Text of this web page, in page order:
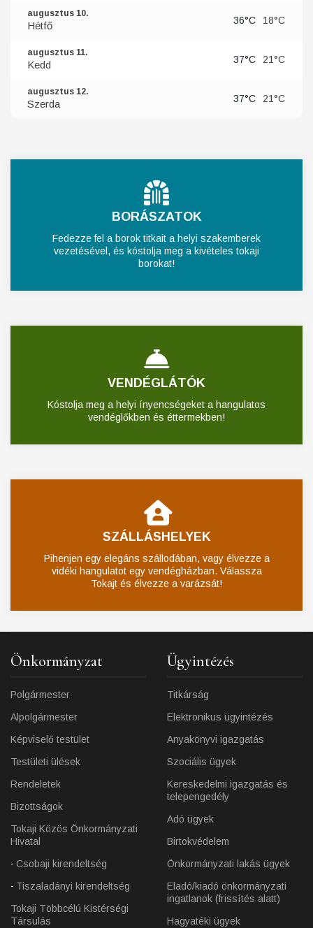
augusztus 10.
Hétfő 36°C 18°C
augusztus 11.
Kedd 37°C 21°C
augusztus 12.
Szerda 37°C 21°C
BORÁSZATOK
Fedezze fel a borok titkait a helyi szakemberek
vezetésével, és kóstolja meg a kivételes tokaji
borokat!
VENDÉGLÁTÓK
Kóstolja meg a helyi ínyencségeket a hangulatos
vendéglőkben és éttermekben!
SZÁLLÁSHELYEK
Pihenjen egy elegáns szállodában, vagy élvezze a
vidéki hangulatot egy vendégházban. Válassza
Tokajt és élvezze a varázsát!
Önkormányzat
Polgármester
Alpolgármester
Képviselő testület
Testületi ülések
Rendeletek
Bizottságok
Tokaji Közös Önkormányzati
Hivatal
Csobaji kirendeltség
Tiszaladányi kirendeltség
Tokaji Többcélú Kistérségi
Társulás
Ügyintézés
Titkárság
Elektronikus ügyintézés
Anyakönyvi igazgatás
Szociális ügyek
Kereskedelmi igazgatás és
telepengedély
Adó ügyek
Birtokvédelem
Önkormányzati lakás ügyek
Eladó/kiadó önkormányzati
ingatlanok (frissítés alatt)
Hagyatéki ügyek